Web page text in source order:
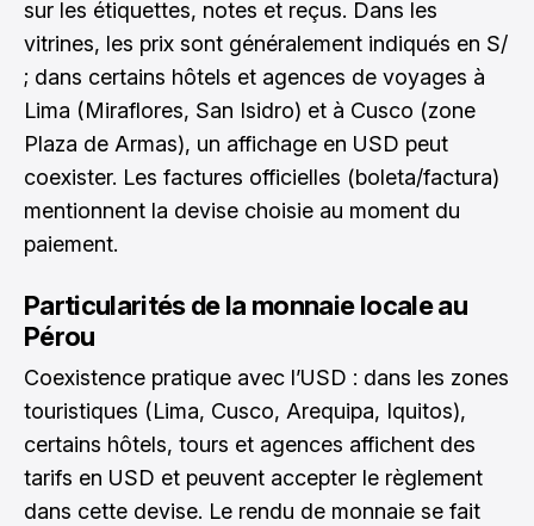
sur les étiquettes, notes et reçus. Dans les
vitrines, les prix sont généralement indiqués en S/
; dans certains hôtels et agences de voyages à
Lima (Miraflores, San Isidro) et à Cusco (zone
Plaza de Armas), un affichage en USD peut
coexister. Les factures officielles (boleta/factura)
mentionnent la devise choisie au moment du
paiement.
Particularités de la monnaie locale au
Pérou
Coexistence pratique avec l’USD : dans les zones
touristiques (Lima, Cusco, Arequipa, Iquitos),
certains hôtels, tours et agences affichent des
tarifs en USD et peuvent accepter le règlement
dans cette devise. Le rendu de monnaie se fait